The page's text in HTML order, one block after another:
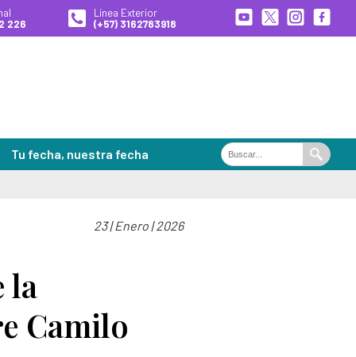
226
Línea Exterior
(+57) 3162783918
Tu fecha, nuestra fecha
Buscar
en
Buscar
23 | Enero | 2026
la
Camilo